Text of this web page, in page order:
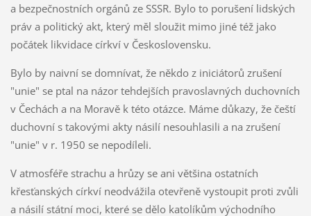
a bezpečnostních orgánů ze SSSR. Bylo to porušení lidských
práv a politický akt, který měl sloužit mimo jiné též jako
počátek likvidace církví v Československu.
Bylo by naivní se domnívat, že někdo z iniciátorů zrušení
"unie" se ptal na názor tehdejších pravoslavných duchovních
v Čechách a na Moravě k této otázce. Máme důkazy, že čeští
duchovní s takovými akty násilí nesouhlasili a na zrušení
"unie" v r. 1950 se nepodíleli.
V atmosféře strachu a hrůzy se ani většina ostatních
křesťanských církví neodvážila otevřeně vystoupit proti zvůli
a násilí státní moci, které se dělo katolíkům východního